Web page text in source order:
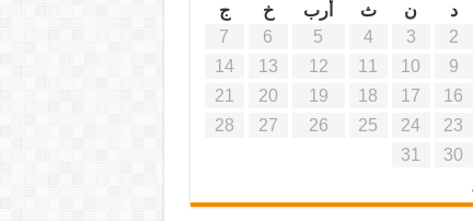
د ن ث أرب خ
ج
2
3
4
5
6
7
9
10
11
12
13
14
16
17
18
19
20
21
23
24
25
26
27
28
30
31